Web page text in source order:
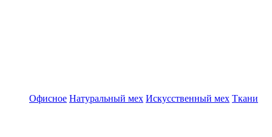
Офисное Натуральный мех Искусственный мех Ткани